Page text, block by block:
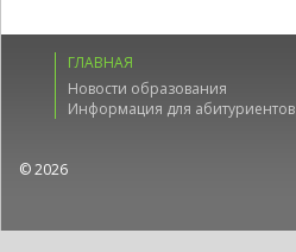
ГЛАВНАЯ
Новости образования
Информация для абитуриентов
© 2026